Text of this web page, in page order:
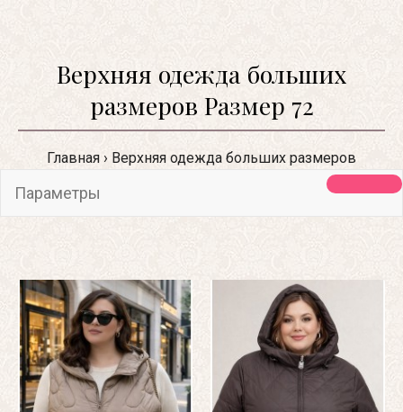
Верхняя одежда больших
размеров Размер 72
Главная Верхняя одежда больших размеров
Параметры